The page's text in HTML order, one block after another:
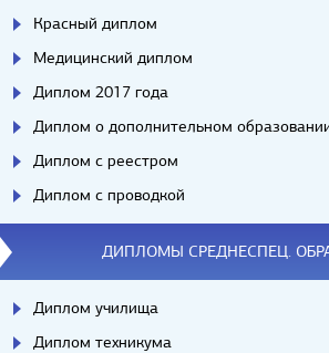
Красный диплом
Медицинский диплом
Диплом 2017 года
Диплом о дополнительном
Диплом с реестром
Диплом с проводкой
ДИПЛОМЫ СРЕДНЕСПЕЦ.
Диплом училища
Диплом техникума